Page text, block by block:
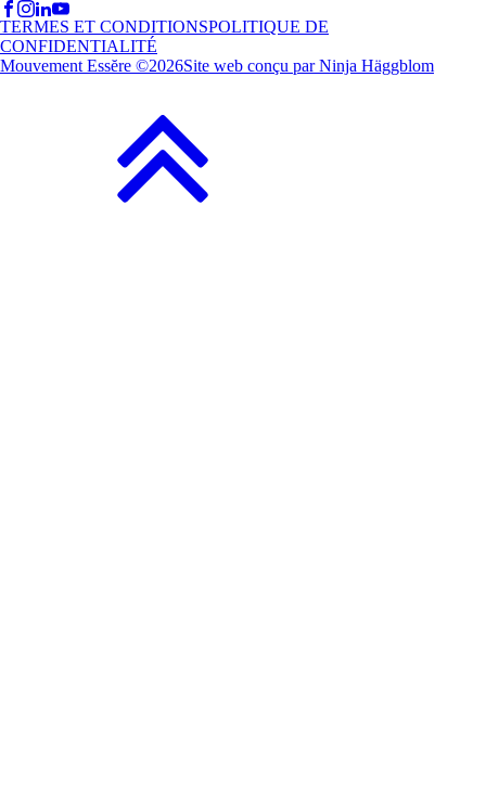
TERMES ET CONDITIONSPOLITIQUE DE
CONFIDENTIALITÉ
Mouvement Essĕre ©2026Site web conçu par Ninja Häggblom